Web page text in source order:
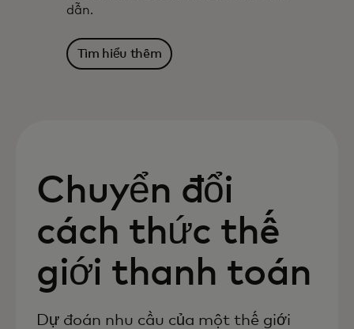
dẫn.
Tìm hiểu thêm
Chuyển đổi
cách thức thế
giới thanh toán
Dự đoán nhu cầu của một thế giới